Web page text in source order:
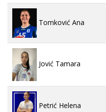
Tomković Ana
Jović Tamara
Petrić Helena